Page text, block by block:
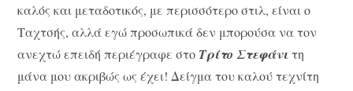
καλός και μεταδοτικός, με περισσότερο στιλ, είναι ο
Ταχτσής, αλλά εγώ προσωπικά δεν μπορούσα να τον
ανεχτώ επειδή περιέγραφε στο Τρίτο Στεφάνιτη
μάνα μου ακριβώς ως έχει! Δείγμα του καλού τεχνίτη